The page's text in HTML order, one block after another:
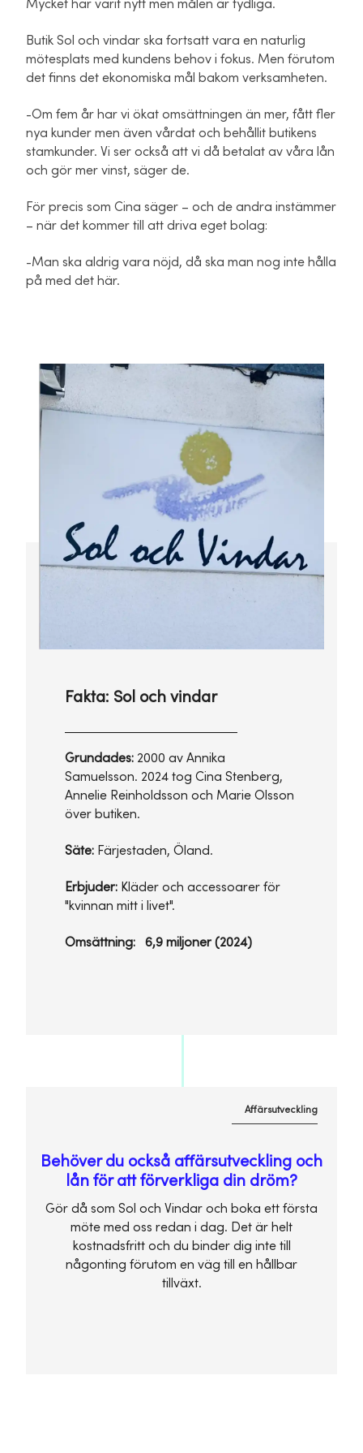
Mycket har varit nytt men målen är tydliga.
Butik Sol och vindar ska fortsatt vara en naturlig
mötesplats med kundens behov i fokus. Men förutom
det finns det ekonomiska mål bakom verksamheten.
-Om fem år har vi ökat omsättningen än mer, fått fler
nya kunder men även vårdat och behållit butikens
stamkunder. Vi ser också att vi då betalat av våra lån
och gör mer vinst, säger de.
För precis som Cina säger – och de andra instämmer
– när det kommer till att driva eget bolag:
-Man ska aldrig vara nöjd, då ska man nog inte hålla
på med det här.
Fakta: Sol och vindar
Grundades: 2000 av Annika
Samuelsson. 2024 tog Cina Stenberg,
Annelie Reinholdsson och Marie Olsson
över butiken.
Säte: Färjestaden, Öland.
Erbjuder: Kläder och accessoarer för
"kvinnan mitt i livet".
Omsättning: 6,9 miljoner (2024)
Affärsutveckling
Behöver du också affärsutveckling och
lån för att förverkliga din dröm?
Gör då som Sol och Vindar och boka ett första
möte med oss redan i dag. Det är helt
kostnadsfritt och du binder dig inte till
någonting förutom en väg till en hållbar
tillväxt.